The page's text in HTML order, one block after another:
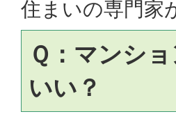
住まいの専門家
Ｑ：マンシ
いい？